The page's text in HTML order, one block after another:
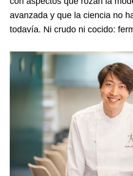
avanzada y que la ciencia no
todavía. Ni crudo ni cocido: